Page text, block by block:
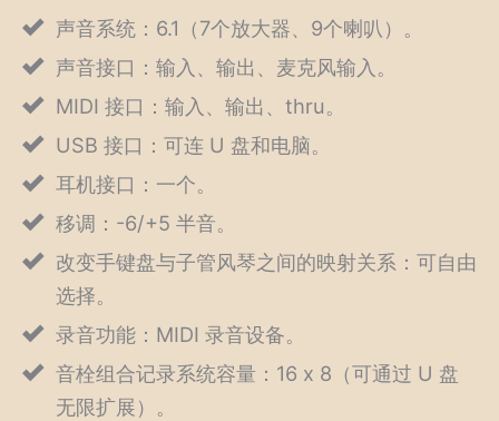
声音系统：6.1（7个放大器、9个喇叭）。
声音接口：输入、输出、麦克风输入。
MIDI 接口：输入、输出、thru。
USB 接口：可连 U 盘和电脑。
耳机接口：一个。
移调：-6/+5 半音。
改变手键盘与子管风琴之间的映射关系：可自由
选择。
录音功能：MIDI 录音设备。
音栓组合记录系统容量：16 x 8（可通过 U 盘
无限扩展）。